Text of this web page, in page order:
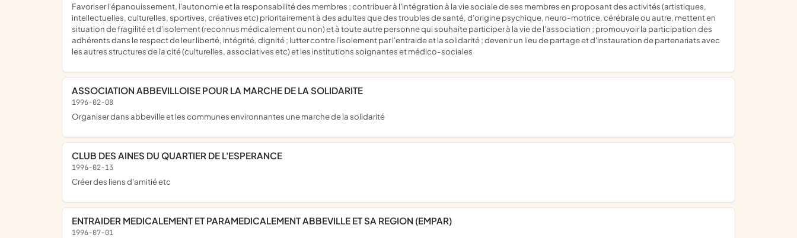
favoriser l'épanouissement, l'autonomie et la responsabilité des membres ; contribuer à l'intégration à la vie sociale de ses membres en proposant des activités (artistiques,
intellectuelles, culturelles, sportives, créatives etc) prioritairement à des adultes que des troubles de santé, d'origine psychique, neuro-motrice, cérébrale ou autre, mettent en
situation de fragilité et d'isolement (reconnus médicalement ou non) et à toute autre personne qui souhaite participer à la vie de l'association ; promouvoir la participation des
adhérents dans le respect de leur liberté, intégrité, dignité ; lutter contre l'isolement par l'entraide et la solidarité ; devenir un lieu de partage et d'instauration de partenariats avec
les autres structures de la cité (culturelles, associatives etc) et les institutions soignantes et médico-sociales
ASSOCIATION ABBEVILLOISE POUR LA MARCHE DE LA SOLIDARITE
1996-02-08
organiser dans abbeville et les communes environnantes une marche de la solidarité
CLUB DES AINES DU QUARTIER DE L'ESPERANCE
1996-02-13
créer des liens d'amitié etc
ENTRAIDER MEDICALEMENT ET PARAMEDICALEMENT ABBEVILLE ET SA REGION (EMPAR)
1996-07-01